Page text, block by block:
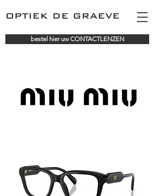
OPTIEK DE GRAEVE
bestel hier uw CONTACTLENZEN